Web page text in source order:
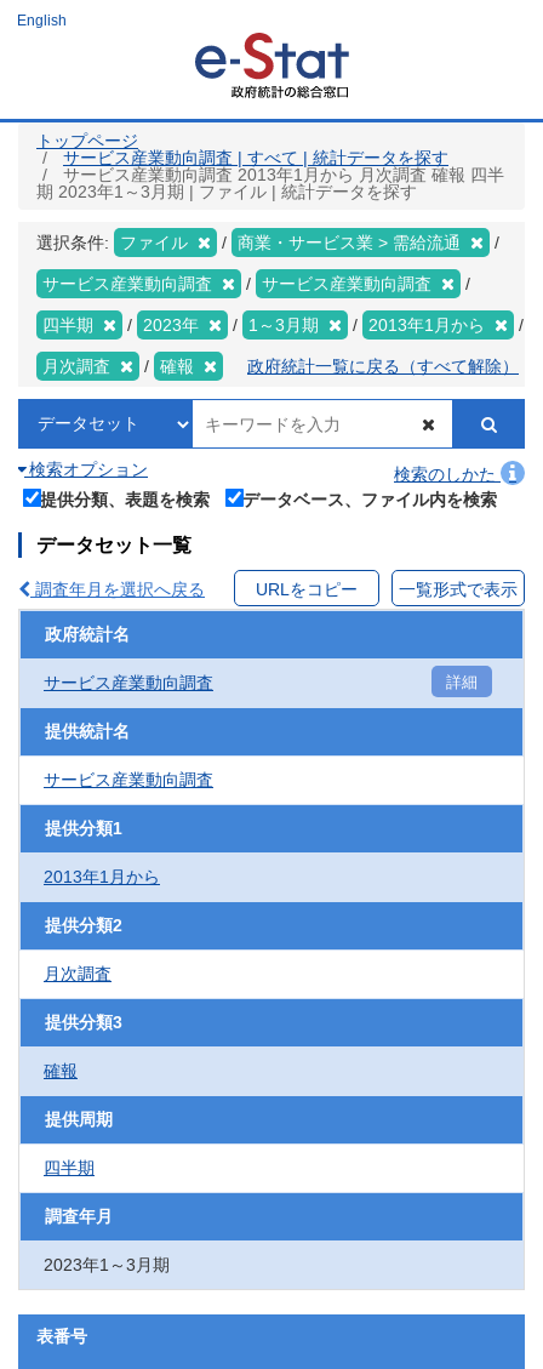
ツ
English
トップページ
サービス産業動向調査 | すべて | 統計データを探す
サービス産業動向調査 2013年1月から 月次調査 確報 四半
期 2023年1～3月期 | ファイル | 統計データを探す
選択条件: ファイル 商業・サービス業 > 需給流通
サービス産業動向調査 サービス産業動向調査
四半期 2023年 1～3月期 2013年1月から
月次調査 確報 政府統計一覧に戻る（すべて解除）
検索オプション
検索のしかた
提供分類、表題を検索
データベース、ファイル内を検索
データセット一覧
調査年月を選択へ戻る URLをコピー 一覧形式で表示
政府統計名
サービス産業動向調査 詳細
提供統計名
サービス産業動向調査
提供分類1
2013年1月から
提供分類2
月次調査
提供分類3
確報
提供周期
四半期
調査年月
2023年1～3月期
表番号